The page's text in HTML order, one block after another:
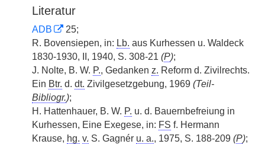
Literatur
ADB
25;
R. Bovensiepen, in: Lb. aus Kurhessen u. Waldeck
1830-1930, II, 1940, S. 308-21 (P);
J. Nolte, B. W. P., Gedanken z. Reform d. Zivilrechts.
Ein Btr. d. dt. Zivilgesetzgebung, 1969 (Teil-
Bibliogr.);
H. Hattenhauer, B. W. P. u. d. Bauernbefreiung in
Kurhessen, Eine Exegese, in: FS f. Hermann
Krause, hg. v. S. Gagnér u. a., 1975, S. 188-209 (P);